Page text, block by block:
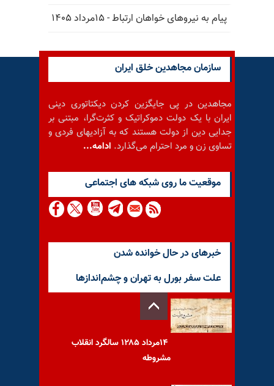
پیام به نیروهای خواهان ارتباط - ۱۵مرداد ۱۴۰۵
سازمان مجاهدین خلق ایران
مجاهدین در پی جایگزین کردن دیکتاتوری دینی
ایران با یک دولت دموکراتیک و کثرت‌گرا، مبتنی بر
جدایی دین از دولت هستند که به آزادیهای فردی و
تساوی زن و مرد احترام می‌گذارد. ادامه...
موقعيت ما روى شبكه هاى اجتماعى
خبرهای در حال خوانده شدن
علت سفر بورل به تهران و چشم‌اندازها
۱۴مرداد ۱۲۸۵ سالگرد انقلاب
مشروطه